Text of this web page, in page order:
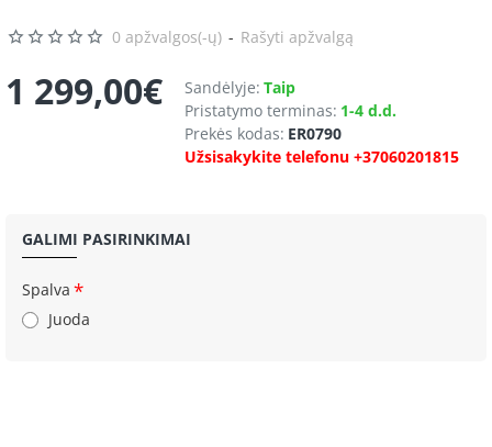
0 apžvalgos(-ų) - Rašyti apžvalgą
1 299,00€ Sandėlyje: Taip
Pristatymo terminas: 1-4 d.d.
Prekės kodas: ER0790
Užsisakykite telefonu +37060201815
GALIMI PASIRINKIMAI
Spalva
Juoda